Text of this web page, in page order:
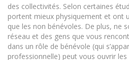
des collectivités. Selon certaines
portent mieux physiquement et ont
que les non bénévoles. De plus, ne
réseau et des gens que vous
dans un rôle de bénévole (qui
professionnelle) peut vous ouvrir